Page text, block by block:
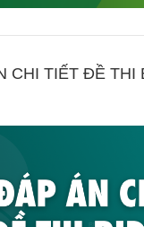
CHI TIẾT ĐỀ THI